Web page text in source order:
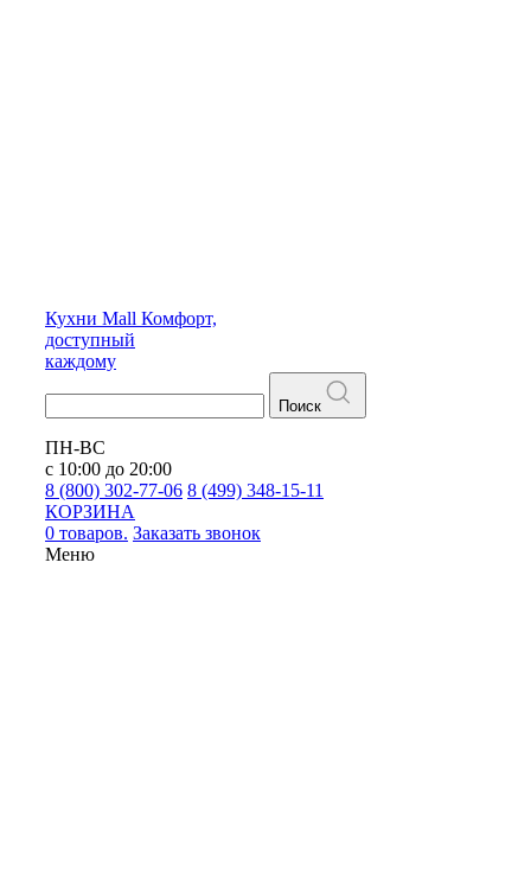
Кухни Mall Комфорт,
доступный
каждому
Поиск
ПН-ВС
с 10:00 до 20:00
8 (800) 302-77-06 8 (499) 348-15-11
КОРЗИНА
0 товаров. Заказать звонок
Меню